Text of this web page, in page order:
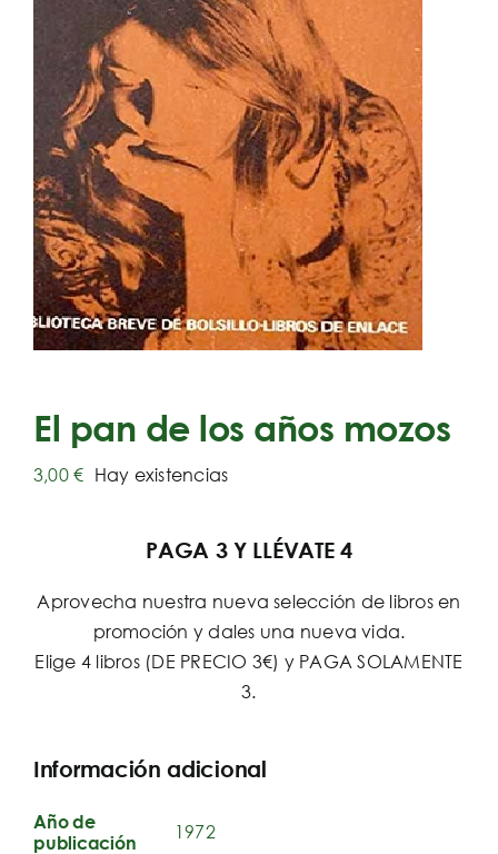
El pan de los años mozos
3,00€ Hay existencias
PAGA 3 Y LLÉVATE 4
Aprovecha nuestra nueva selección de libros en
promoción y dales una nueva vida.
Elige 4 libros (DE PRECIO 3€) y PAGA SOLAMENTE
3.
Información adicional
Año de
publicación
1972